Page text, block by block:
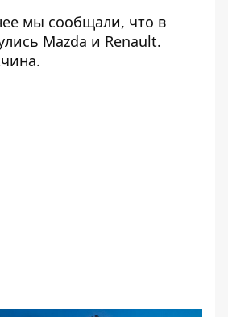
мы сообщали, что в
Mazda и Renault.